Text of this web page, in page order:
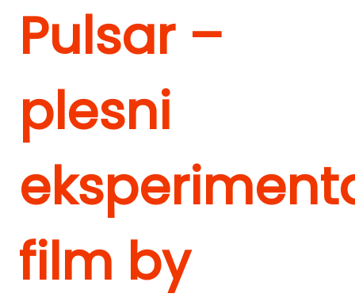
Pulsar –
plesni
film by